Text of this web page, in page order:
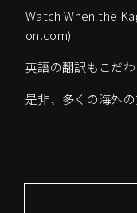
Watch When the
on.com)
英語の翻訳もこだ
是非、多くの海外